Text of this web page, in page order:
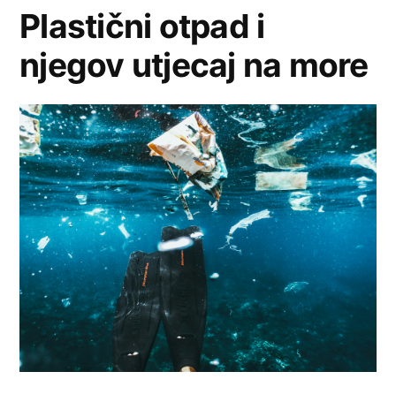
Plastični otpad i
njegov utjecaj na more